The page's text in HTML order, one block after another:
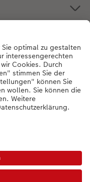
Sie uns gern anrufen:
und So.: 10:00 – 18:00